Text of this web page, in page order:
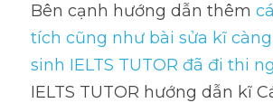
Bên cạnh hướng dẫn thêm
tích cũng như bài sửa kĩ
sinh IELTS TUTOR đã đi thi
IELTS TUTOR hướng dẫn kĩ